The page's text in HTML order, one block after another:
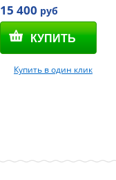
15 400 руб
Купить в один клик